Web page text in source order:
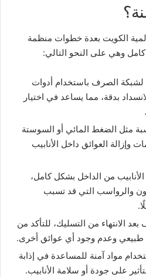
الكويت بعدة خطوات منظمة
وهي على النحو التالي:
لشبكة الصرف باستخدام أدوات
بدقة، مما يساعد في اختيار
مثل الضغط المائي أو السوستة
وإزالة العوائق داخل الأنابيب
من الداخل بشكل كامل،
والرواسب التي قد تسبب
بعد الانتهاء من التسليك، للتأكد من
طبيعي وعدم وجود أي عوائق أخرى.
مواد آمنة للمساعدة في إذابة
على جودة أو سلامة الأنابيب.